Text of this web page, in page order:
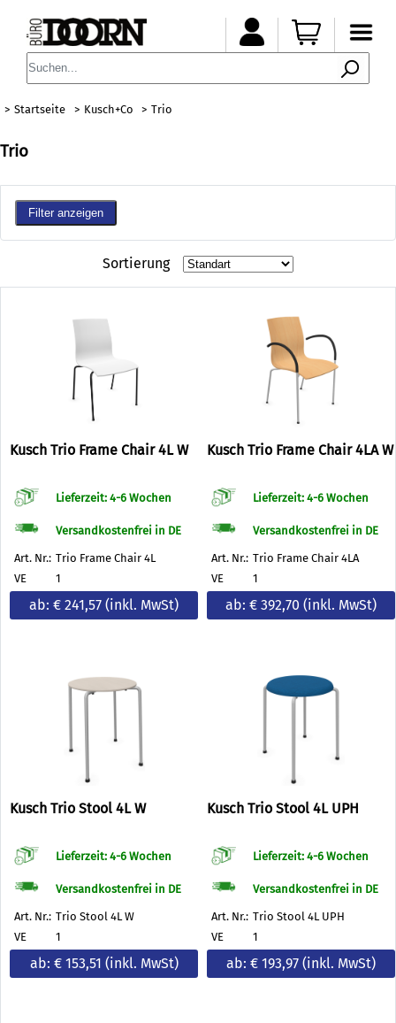
Startseite Kusch+Co Trio
Trio
Filter anzeigen
Sortierung
Kusch Trio Frame Chair 4L W
Lieferzeit: 4-6 Wochen
Versandkostenfrei in DE
Art. Nr.: Trio Frame Chair 4L
VE
1
ab: € 241,57 (inkl. MwSt)
Kusch Trio Frame Chair 4LA W
Lieferzeit: 4-6 Wochen
Versandkostenfrei in DE
Art. Nr.: Trio Frame Chair 4LA
VE
1
ab: € 392,70 (inkl. MwSt)
Kusch Trio Stool 4L W
Lieferzeit: 4-6 Wochen
Versandkostenfrei in DE
Art. Nr.: Trio Stool 4L W
VE
1
ab: € 153,51 (inkl. MwSt)
Kusch Trio Stool 4L UPH
Lieferzeit: 4-6 Wochen
Versandkostenfrei in DE
Art. Nr.: Trio Stool 4L UPH
VE
1
ab: € 193,97 (inkl. MwSt)